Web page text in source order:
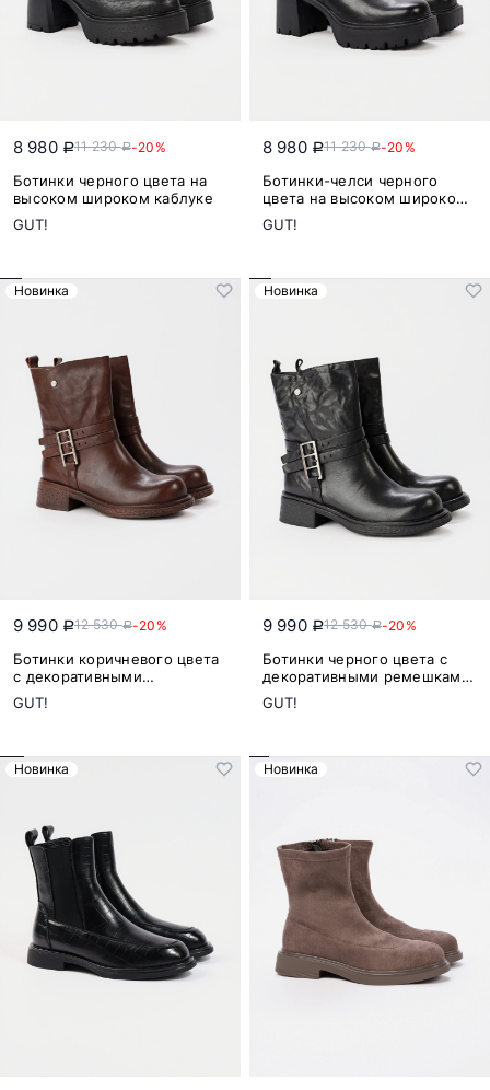
8 980 a11 230a-20%
Ботинки черного цвета на
высоком широком каблуке
GUT!
8 980 a11 230a-20%
Ботинки-челси черного
цвета на высоком широком
каблуке
GUT!
Новинка
9 990 a12 530a-20%
Ботинки коричневого цвета
с декоративными
ремешками на среднем
каблуке
GUT!
Новинка
9 990 a12 530a-20%
Ботинки черного цвета с
декоративными ремешками
на среднем каблуке
GUT!
Новинка Новинка